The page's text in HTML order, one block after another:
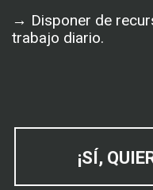
→ Disponer de
trabajo diario.
¡SÍ,